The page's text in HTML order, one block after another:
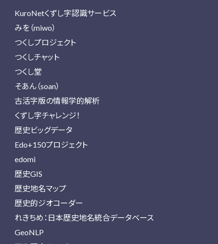
KuroNetくずし字認識サービス
みを（miwo）
つくしプロジェクト
つくしチャット
つくし堂
そあん（soan）
古活字版の情報学的解析
くずし字チャレンジ！
歴史ビッグデータ
Edo+150プロジェクト
edomi
歴史GIS
歴史地名マップ
歴史的ジオコーダー
れきちめ：日本歴史地名統合データベース
GeoNLP